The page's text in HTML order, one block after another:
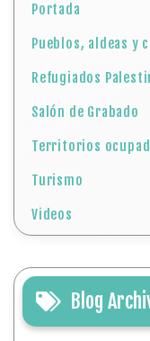
Portada
Pueblos, aldeas y
Refugiados
Salón de Grabado
Territorios
Turismo
Videos
Blog